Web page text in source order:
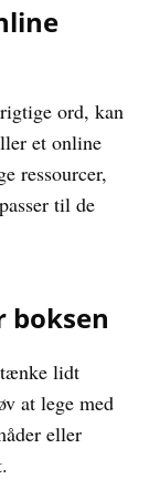
ord, kan
et online
ressourcer,
til de
boksen
lidt
at lege med
eller